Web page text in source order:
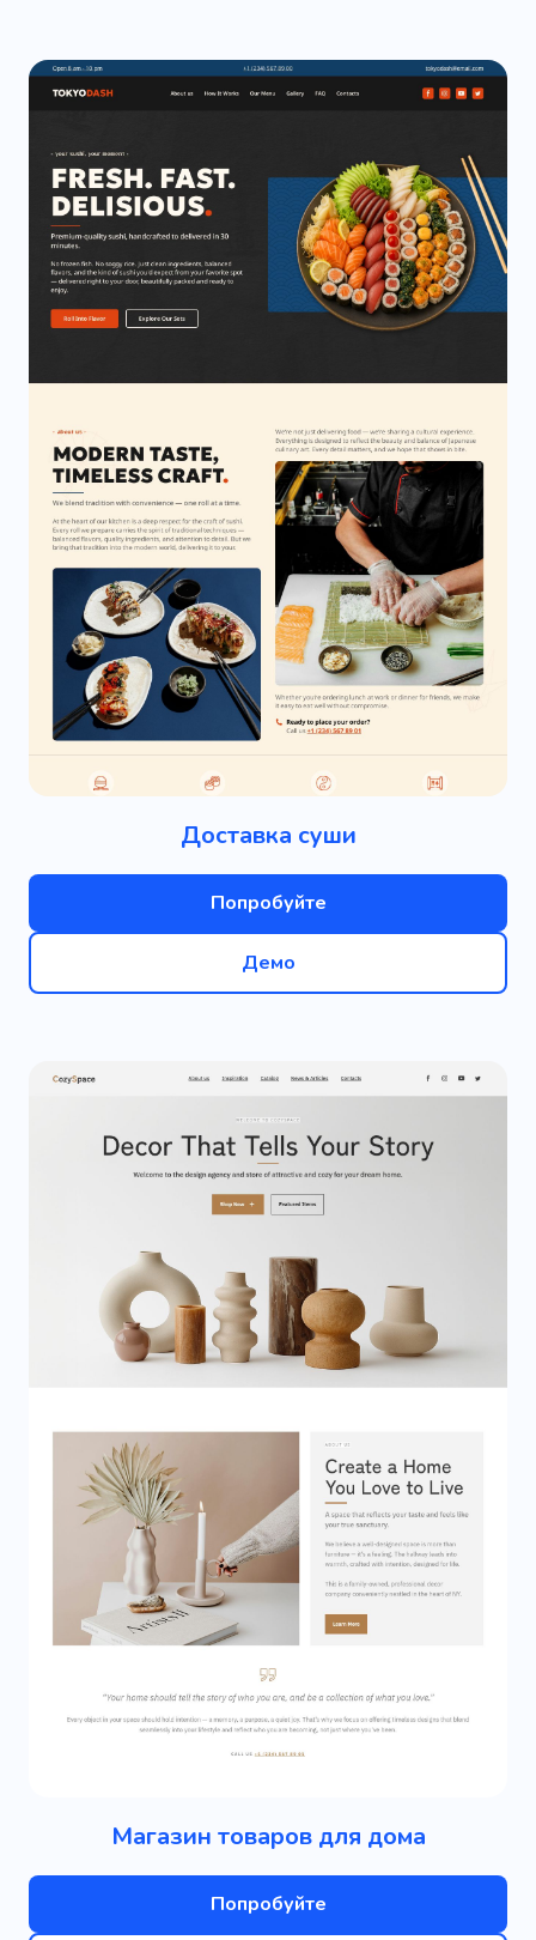
Доставка суши
Попробуйте
Демо
Магазин товаров для дома
Попробуйте